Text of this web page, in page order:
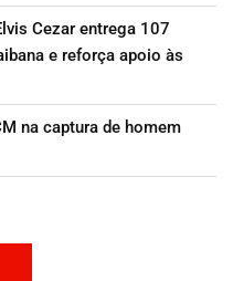
Cezar entrega 107
e reforça apoio às
na captura de homem